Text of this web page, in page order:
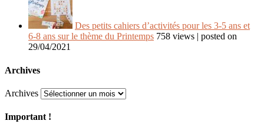
Des petits cahiers d’activités pour les 3-5 ans et
6-8 ans sur le thème du Printemps 758 views | posted on
29/04/2021
Archives
Archives
Important !